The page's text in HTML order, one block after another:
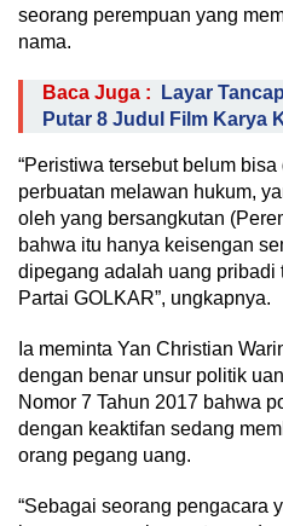
seorang perempuan yang
nama.
Baca Juga :
Layar
Putar 8 Judul Film Karya
“Peristiwa tersebut belum
perbuatan melawan hukum,
oleh yang bersangkutan
bahwa itu hanya keisengan
dipegang adalah uang pribadi
Partai GOLKAR”, ungkapnya.
Ia meminta Yan Christian
dengan benar unsur politik
Nomor 7 Tahun 2017 bahwa
dengan keaktifan sedang
orang pegang uang.
“Sebagai seorang pengacara